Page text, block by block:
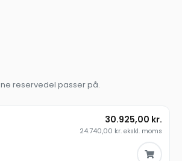
reservedel passer på.
30.925,00 kr.
24.740,00 kr. ekskl. moms